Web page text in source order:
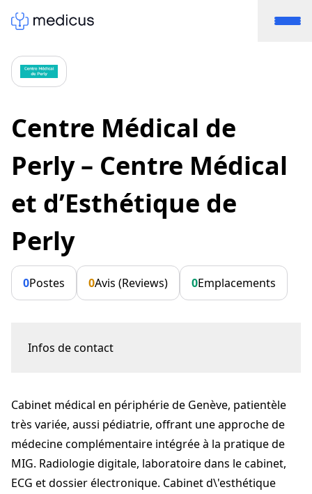
Centre Médical de
Perly – Centre Médical
et d’Esthétique de
Perly
0Postes 0Avis (Reviews) 0Emplacements
Infos de contact
DR Brigitte Zirbs Savigny
b.zirbs@hin.ch
+41 22 771 36 81
cmperly.ch
Cabinet médical en périphérie de Genève, patientèle
très variée, aussi pédiatrie, offrant une approche de
médecine complémentaire intégrée à la pratique de
MIG. Radiologie digitale, laboratoire dans le cabinet,
ECG et dossier électronique. Cabinet d\'esthétique